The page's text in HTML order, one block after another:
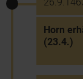
Horn
(23.4.)